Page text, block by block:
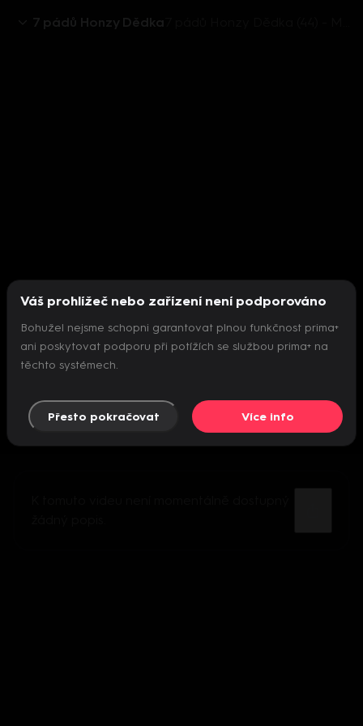
7 pádů Honzy Dědka
Nepodařilo se inicializovat přehrávač
Váš prohlížeč nebo zařízení není podporováno
Bohužel nejsme schopni garantovat plnou funkčnost prima+
ani poskytovat podporu při potížích se službou prima+ na
těchto systémech.
Přesto pokračovat Více info